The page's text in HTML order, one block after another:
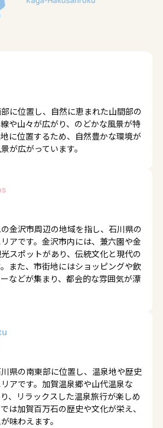
に位置し、自然に恵まれた山間部の
や山々が広がり、のどかな風景が特
に位置するため、自然豊かな環境が
が広がっています。
金沢市周辺の地域を指し、石川県の
アです。金沢市内には、兼六園や金
スポットがあり、伝統文化と現代の
また、市街地にはショッピングや飲
などが集まり、都会的な雰囲気が漂
県の南東部に位置し、温泉地や歴史
アです。加賀温泉郷や山代温泉な
、リラックスした温泉旅行が楽しめ
は加賀百万石の歴史や文化が栄え、
味わえます。